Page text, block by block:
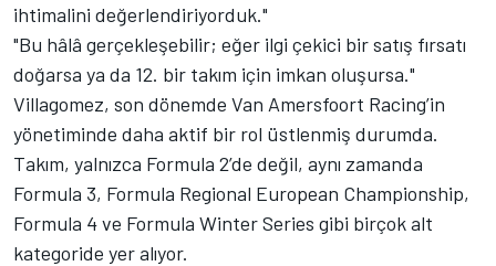
ihtimalini değerlendiriyorduk."
"Bu hâlâ gerçekleşebilir; eğer ilgi çekici bir satış fırsatı
doğarsa ya da 12. bir takım için imkan oluşursa."
Villagomez, son dönemde Van Amersfoort Racing’in
yönetiminde daha aktif bir rol üstlenmiş durumda.
Takım, yalnızca Formula 2’de değil, aynı zamanda
Formula 3, Formula Regional European Championship,
Formula 4 ve Formula Winter Series gibi birçok alt
kategoride yer alıyor.